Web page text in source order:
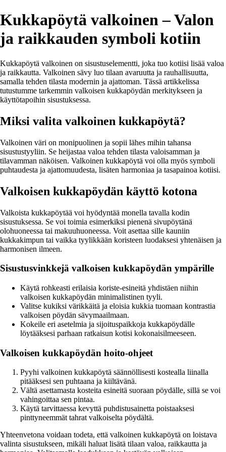
Kukkapöytä valkoinen – Valon
ja raikkauden symboli kotiin
Kukkapöytä valkoinen on sisustuselementti, joka tuo kotiisi lisää valoa
ja raikkautta. Valkoinen sävy luo tilaan avaruutta ja rauhallisuutta,
samalla tehden tilasta modernin ja ajattoman. Tässä artikkelissa
tutustumme tarkemmin valkoisen kukkapöydän merkitykseen ja
käyttötapoihin sisustuksessa.
Miksi valita valkoinen kukkapöytä?
Valkoinen väri on monipuolinen ja sopii lähes mihin tahansa
sisustustyyliin. Se heijastaa valoa tehden tilasta valoisamman ja
tilavamman näköisen. Valkoinen kukkapöytä voi olla myös symboli
puhtaudesta ja ajattomuudesta, lisäten harmoniaa ja tasapainoa kotiisi.
Valkoisen kukkapöydän käyttö kotona
Valkoista kukkapöytää voi hyödyntää monella tavalla kodin
sisustuksessa. Se voi toimia esimerkiksi pienenä sivupöytänä
olohuoneessa tai makuuhuoneessa. Voit asettaa sille kauniin
kukkakimpun tai vaikka tyylikkään koristeen luodaksesi yhtenäisen ja
harmonisen ilmeen.
Sisustusvinkkejä valkoisen kukkapöydän ympärille
Käytä rohkeasti erilaisia koriste-esineitä yhdistäen niihin
valkoisen kukkapöydän minimalistinen tyyli.
Valitse kukiksi värikkäitä ja eloisia kukkia tuomaan kontrastia
valkoisen pöydän sävymaailmaan.
Kokeile eri asetelmia ja sijoituspaikkoja kukkapöydälle
löytääksesi parhaan ratkaisun kotisi kokonaisilmeeseen.
Valkoisen kukkapöydän hoito-ohjeet
Pyyhi valkoinen kukkapöytä säännöllisesti kostealla liinalla
pitääksesi sen puhtaana ja kiiltävänä.
Vältä asettamasta kosteita esineitä suoraan pöydälle, sillä se voi
vahingoittaa sen pintaa.
Käytä tarvittaessa kevyttä puhdistusainetta poistaaksesi
pinttyneemmät tahrat valkoiselta pöydältä.
Yhteenvetona voidaan todeta, että valkoinen kukkapöytä on loistava
valinta sisustukseen, mikäli haluat lisätä tilaan valoa, raikkautta ja